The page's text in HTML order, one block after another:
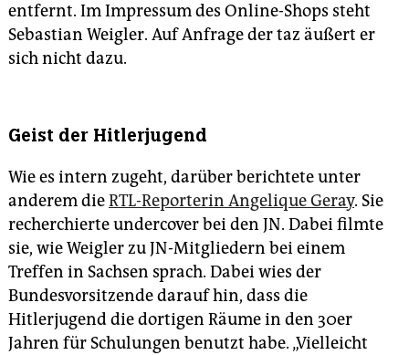
entfernt. Im Impressum des Online-Shops steht
Sebastian Weigler. Auf Anfrage der taz äußert er
sich nicht dazu.
Geist der Hitlerjugend
Wie es intern zugeht, darüber berichtete unter
anderem dieRTL-Reporterin Angelique Geray. Sie
recherchierte undercover bei den JN. Dabei filmte
sie, wie Weigler zu JN-Mitgliedern bei einem
Treffen in Sachsen sprach. Dabei wies der
Bundesvorsitzende darauf hin, dass die
Hitlerjugend die dortigen Räume in den 30er
Jahren für Schulungen benutzt habe. „Vielleicht